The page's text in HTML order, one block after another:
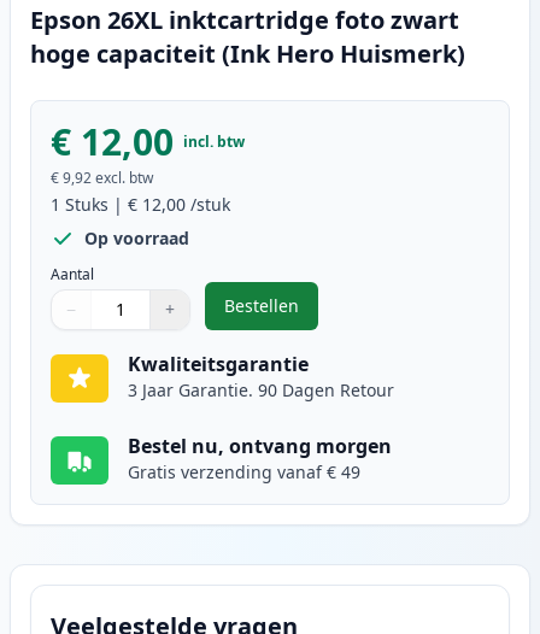
Epson 26XL inktcartridge foto zwart
hoge capaciteit (Ink Hero Huismerk)
€ 12,00 incl. btw
€ 9,92excl. btw
1 Stuks | € 12,00 /stuk
Op voorraad
Aantal
Gebruik de knoppen om aan te passen
− +
1
Bestellen
,Epson 26XL inktcartridge foto
Kwaliteitsgarantie
3 Jaar Garantie. 90 Dagen Retour
Bestel nu, ontvang morgen
Gratis verzending vanaf € 49
Veelgestelde vragen